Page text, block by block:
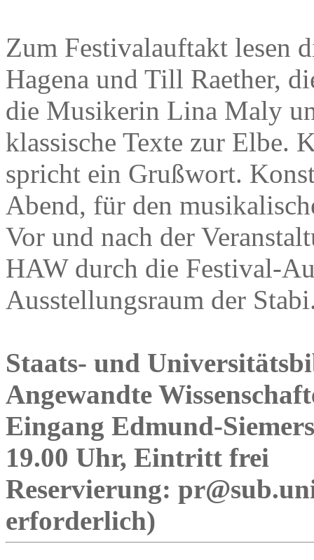
Zum Festivalauftakt lesen
Hagena und Till Raether,
die Musikerin Lina Maly
klassische Texte zur Elbe.
spricht ein Grußwort.
Abend, für den
Vor und nach der
HAW durch die Festival-
Ausstellungsraum der
Staats- und
Angewandte
Eingang Edmund-
19.00 Uhr, Eintritt frei
Reservierung:
erforderlich)